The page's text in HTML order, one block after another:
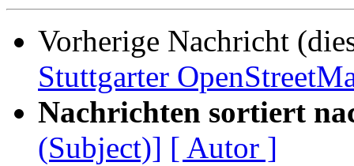
Vorherige Nachricht
Stuttgarter
Nachrichten sortiert
(Subject)] [ Autor ]